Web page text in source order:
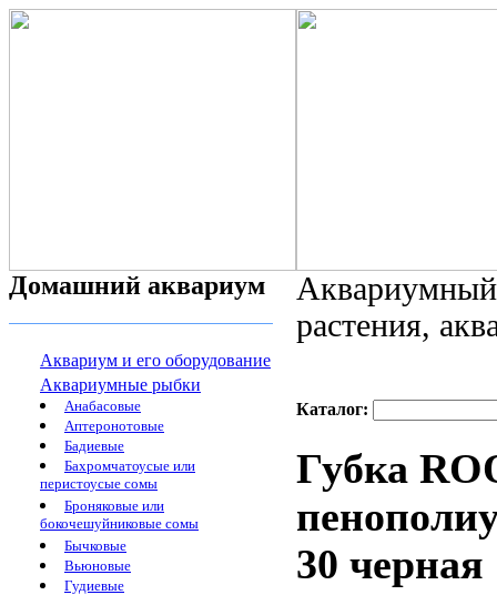
Домашний аквариум
Аквариум и его оборудование
Аквариумные рыбки
Анабасовые
Аптеронотовые
Бадиевые
Бахромчатоусые или
перистоусые сомы
Броняковые или
бокочешуйниковые сомы
Бычковые
Вьюновые
Гудиевые
растения,
Каталог:
Губка
30 черная